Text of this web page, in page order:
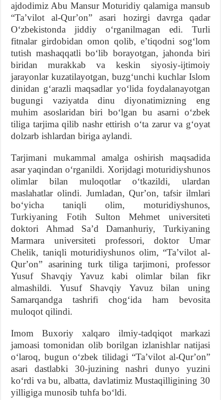
ajdodimiz Abu Mansur Moturidiy qalamiga mansub
“Taʼvilot al-Qurʼon” asari hozirgi davrga qadar
Oʻzbekistonda jiddiy oʻrganilmagan edi. Turli
fitnalar girdobidan omon qolib, eʼtiqodni sogʻlom
tutish mashaqqatli boʻlib borayotgan, jahonda biri
biridan murakkab va keskin siyosiy-ijtimoiy
jarayonlar kuzatilayotgan, buzgʻunchi kuchlar Islom
dinidan gʻarazli maqsadlar yoʻlida foydalanayotgan
bugungi vaziyatda dinu diyonatimizning eng
muhim asoslaridan biri boʻlgan bu asarni oʻzbek
tiliga tarjima qilib nashr ettirish oʻta zarur va gʻoyat
dolzarb ishlardan biriga aylandi.
Tarjimani mukammal amalga oshirish maqsadida
asar yaqindan oʻrganildi. Xorijdagi moturidiyshunos
olimlar bilan muloqotlar oʻtkazildi, ulardan
maslahatlar olindi. Jumladan, Qurʼon, tafsir ilmlari
boʻyicha taniqli olim, moturidiyshunos,
Turkiyaning Fotih Sulton Mehmet universiteti
doktori Ahmad Saʼd Damanhuriy, Turkiyaning
Marmara universiteti professori, doktor Umar
Chelik, taniqli moturidiyshunos olim, “Taʼvilot al-
Qurʼon” asarining turk tiliga tarjimoni, professor
Yusuf Shavqiy Yavuz kabi olimlar bilan fikr
almashildi. Yusuf Shavqiy Yavuz bilan uning
Samarqandga tashrifi chogʻida ham bevosita
muloqot qilindi.
Imom Buxoriy xalqaro ilmiy-tadqiqot markazi
jamoasi tomonidan olib borilgan izlanishlar natijasi
oʻlaroq, bugun oʻzbek tilidagi “Taʼvilot al-Qurʼon”
asari dastlabki 30-juzining nashri dunyo yuzini
koʻrdi va bu, albatta, davlatimiz Mustaqilligining 30
yilligiga munosib tuhfa boʻldi.